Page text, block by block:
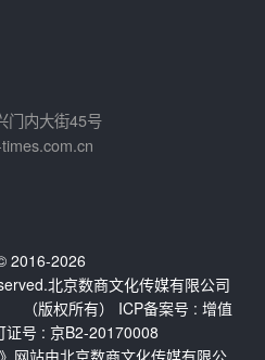
门内大街45号
2016-2026
北京数商文化传媒有限公司
（版权所有） ICP备案号 : 增值
证号 : 京B2-20170008